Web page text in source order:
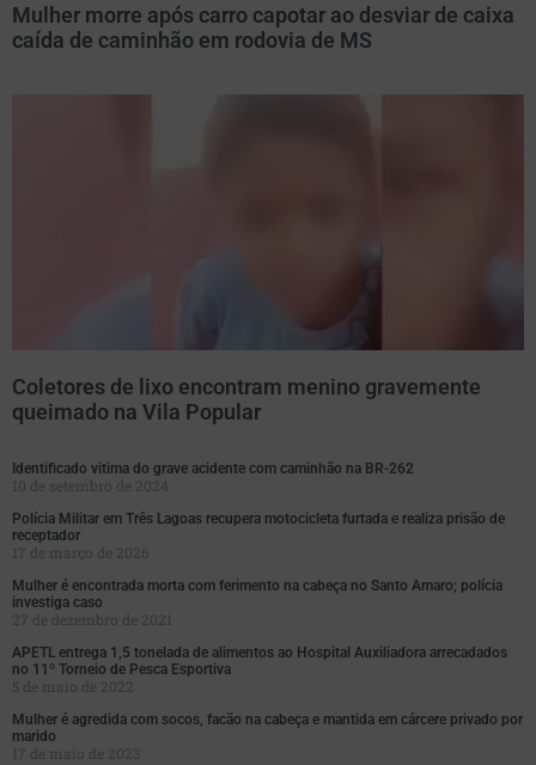
Mulher morre após carro capotar ao desviar de caixa
caída de caminhão em rodovia de MS
Coletores de lixo encontram menino gravemente
queimado na Vila Popular
Identificado vitima do grave acidente com caminhão na BR-262
10 de setembro de 2024
Polícia Militar em Três Lagoas recupera motocicleta furtada e realiza prisão de
receptador
17 de março de 2026
Mulher é encontrada morta com ferimento na cabeça no Santo Amaro; polícia
investiga caso
27 de dezembro de 2021
APETL entrega 1,5 tonelada de alimentos ao Hospital Auxiliadora arrecadados
no 11º Torneio de Pesca Esportiva
5 de maio de 2022
Mulher é agredida com socos, facão na cabeça e mantida em cárcere privado por
marido
17 de maio de 2023